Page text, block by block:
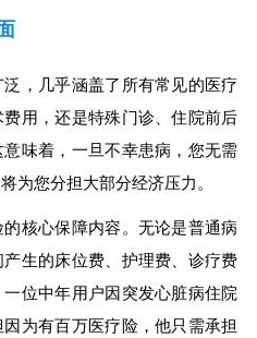
，几乎涵盖了所有常见的医疗
用，还是特殊门诊、住院前后
味着，一旦不幸患病，您无需
为您分担大部分经济压力。
核心保障内容。无论是普通病
生的床位费、护理费、诊疗费
位中年用户因突发心脏病住院
为有百万医疗险，他只需承担